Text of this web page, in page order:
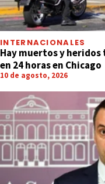
INTERNACIONALES
Hay muertos y
en 24 horas en Chicago
10 de agosto, 2026